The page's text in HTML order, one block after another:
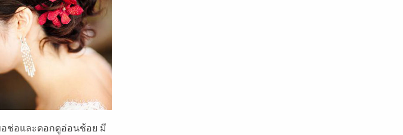
ช่อและดอกดูอ่อนช้อย มี